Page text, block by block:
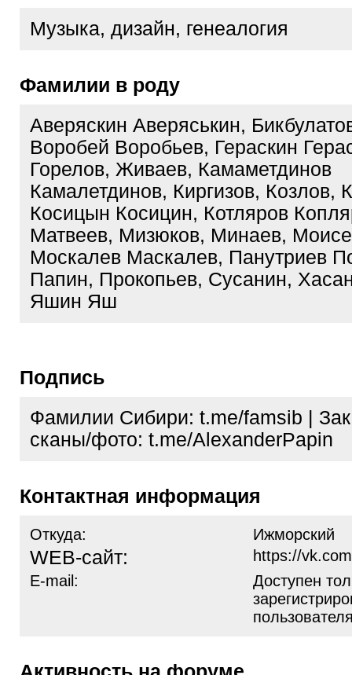
Музыка, дизайн, генеалогия
Фамилии в роду
Аверяскин Аверяськин,
Воробей Воробьев, Гераскин
Горелов, Живаев, Камаметдинов
Камалетдинов, Киргизов, Козлов,
Косицын Косицин, Котляров
Матвеев, Мизюков, Минаев,
Москалев Маскалев, Панутриев
Папин, Прокопьев, Сусанин,
Яшин Яш
Подпись
Фамилии Сибири: t.me/famsib |
сканы/фото: t.me/AlexanderPapin
Контактная информация
Откуда: Ижморский
WEB-сайт:
https://
E-mail:
Доступен